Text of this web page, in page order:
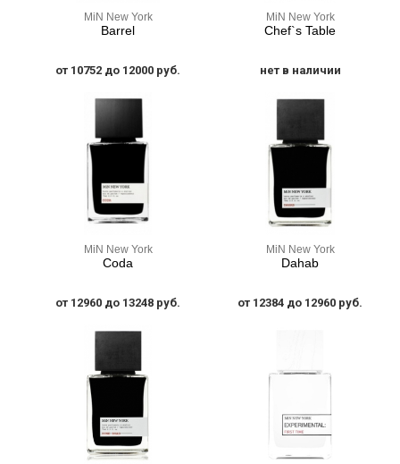
MiN New York
Barrel
от 10752 до 12000 руб.
MiN New York
Chef`s Table
нет в наличии
MiN New York
Coda
от 12960 до 13248 руб.
MiN New York
Dahab
от 12384 до 12960 руб.